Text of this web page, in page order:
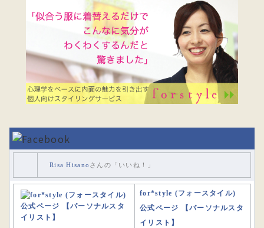
Risa Hisano さんの「いいね！」
for*style (フォースタイル)
公式ページ 【パーソナルスタ
イリスト】